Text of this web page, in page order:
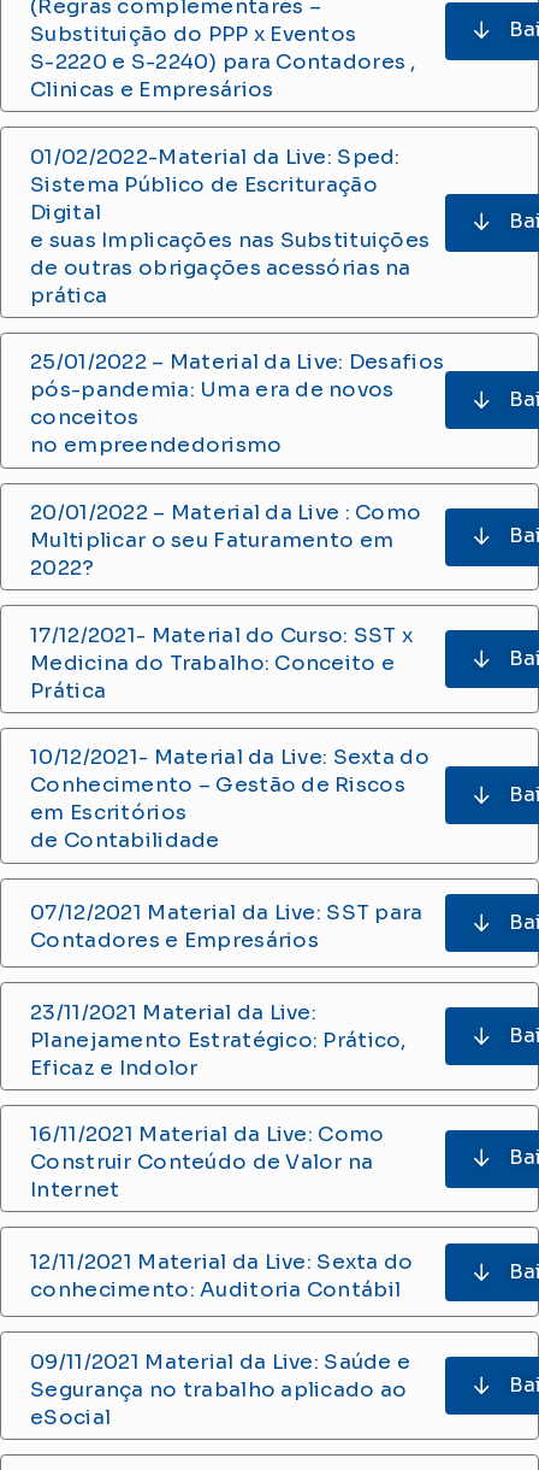
(Regras complementares –
Substituição do PPP x Eventos
S-2220 e S-2240) para Contadores ,
Clinicas e Empresários
01/02/2022-Material da Live: Sped:
Sistema Público de Escrituração
Digital
e suas Implicações nas Substituições
de outras obrigações acessórias na
prática
25/01/2022 – Material da Live: Desafios
pós-pandemia: Uma era de novos
conceitos
no empreendedorismo
20/01/2022 – Material da Live : Como
Multiplicar o seu Faturamento em
2022?
17/12/2021- Material do Curso: SST x
Medicina do Trabalho: Conceito e
Prática
10/12/2021- Material da Live: Sexta do
Conhecimento – Gestão de Riscos
em Escritórios
de Contabilidade
07/12/2021 Material da Live: SST para
Contadores e Empresários
23/11/2021 Material da Live:
Planejamento Estratégico: Prático,
Eficaz e Indolor
16/11/2021 Material da Live: Como
Construir Conteúdo de Valor na
Internet
12/11/2021 Material da Live: Sexta do
conhecimento: Auditoria Contábil
09/11/2021 Material da Live: Saúde e
Segurança no trabalho aplicado ao
eSocial